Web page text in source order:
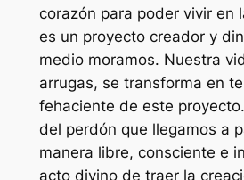
corazón para poder vivir en
es un proyecto creador y
medio moramos. Nuestra
arrugas, se transforma en
fehaciente de este
del perdón que llegamos a
manera libre, consciente e
acto divino de traer la